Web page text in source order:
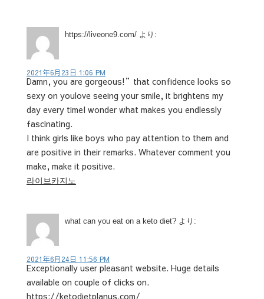
https://liveone9.com/ より:
2021年6月23日 1:06 PM
Damn, you are gorgeous!”that confidence looks so
sexy on youlove seeing your smile, it brightens my
day every timeI wonder what makes you endlessly
fascinating.
I think girls like boys who pay attention to them and
are positive in their remarks. Whatever comment you
make, make it positive.
라이브카지노
what can you eat on a keto diet? より:
2021年6月24日 11:56 PM
Exceptionally user pleasant website. Huge details
available on couple of clicks on.
https://ketodietplanus.com/